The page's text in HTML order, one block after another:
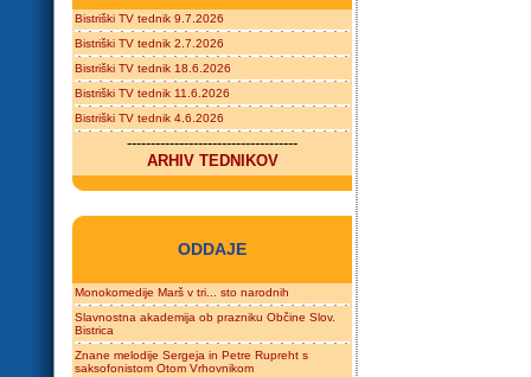
Bistriški TV tednik 9.7.2026
Bistriški TV tednik 2.7.2026
Bistriški TV tednik 18.6.2026
Bistriški TV tednik 11.6.2026
Bistriški TV tednik 4.6.2026
------------------------------------
ARHIV TEDNIKOV
ODDAJE
Monokomedije Marš v tri... sto narodnih
Slavnostna akademija ob prazniku Občine Slov.
Bistrica
Znane melodije Sergeja in Petre Rupreht s
saksofonistom Otom Vrhovnikom